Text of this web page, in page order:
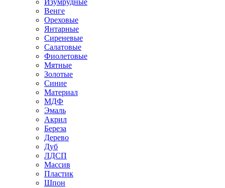
Изумрудные
Венге
Ореховые
Янтарные
Сиреневые
Салатовые
Фиолетовые
Мятные
Золотые
Синие
Материал
МДФ
Эмаль
Акрил
Береза
Дерево
Дуб
ЛДСП
Массив
Пластик
Шпон